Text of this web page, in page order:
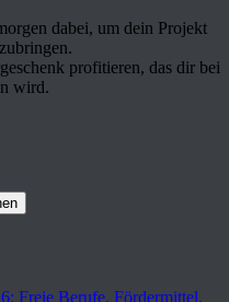
dabei, um dein Projekt
profitieren, das dir bei
wird.
Freie Berufe, Fördermittel,